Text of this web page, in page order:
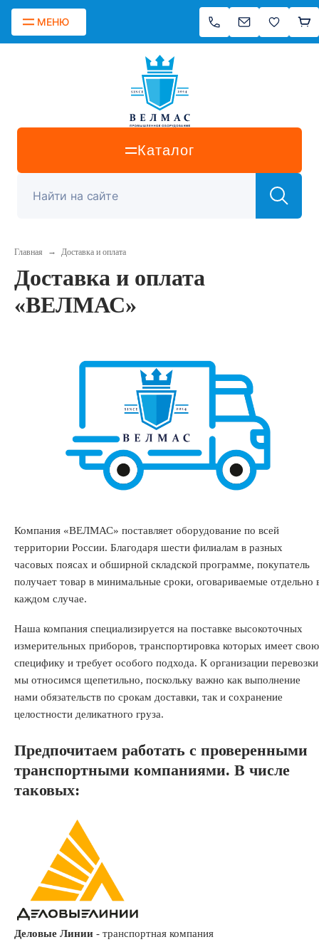
МЕНЮ
Каталог
Главная → Доставка и оплата
Доставка и оплата
«ВЕЛМАС»
Компания «ВЕЛМАС» поставляет оборудование по всей
территории России. Благодаря шести филиалам в разных
часовых поясах и обширной складской программе, покупатель
получает товар в минимальные сроки, оговариваемые отдельно
каждом случае.
Наша компания специализируется на поставке высокоточных
измерительных приборов, транспортировка которых имеет свою
специфику и требует особого подхода. К организации перевозки
мы относимся щепетильно, поскольку важно как выполнение
нами обязательств по срокам доставки, так и сохранение
целостности деликатного груза.
Предпочитаем работать с проверенными
транспортными компаниями. В числе
таковых:
Деловые Линии - транспортная компания